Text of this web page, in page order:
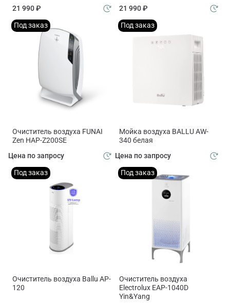
21 990 ₽
21 990 ₽
Под заказ
Очиститель воздуха FUNAI
Zen HAP-Z200SE
Цена по запросу
Под заказ
Мойка воздуха BALLU AW-
340 белая
Цена по запросу
Под заказ
Очиститель воздуха Ballu AP-
120
Под заказ
Очиститель воздуха
Electrolux EAP-1040D
Yin&Yang